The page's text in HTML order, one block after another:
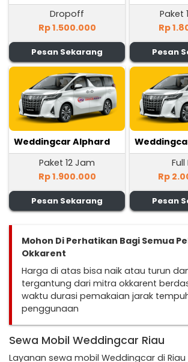
Dropoff
Rp 1.500.000
Pesan Sekarang
Paket
Rp
Pesan
Weddingcar Alphard
Paket 12 Jam
Rp 1.900.000
Pesan Sekarang
Rp
Pesan
Mohon Di Perhatikan Bagi Semua
Okkarent
Harga di atas bisa naik atau turun
tergantung dari mitra okkarent
waktu durasi pemakaian jarak
penggunaan
Sewa Mobil Weddingcar Riau
Layanan sewa mobil Weddingcar di